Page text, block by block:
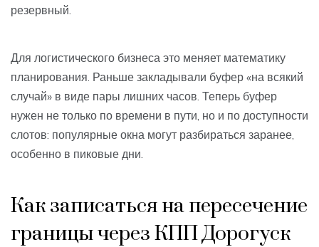
резервный.
Для логистического бизнеса это меняет математику
планирования. Раньше закладывали буфер «на всякий
случай» в виде пары лишних часов. Теперь буфер
нужен не только по времени в пути, но и по доступности
слотов: популярные окна могут разбираться заранее,
особенно в пиковые дни.
Как записаться на пересечение
границы через КПП Дорогуск